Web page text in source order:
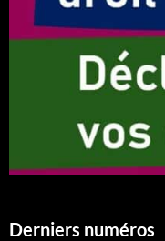
Derniers numéros